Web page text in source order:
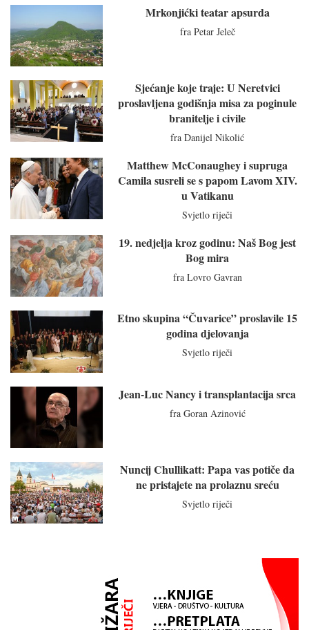
Mrkonjićki teatar apsurda
fra Petar Jeleč
Sjećanje koje traje: U Neretvici
proslavljena godišnja misa za poginule
branitelje i civile
fra Danijel Nikolić
Matthew McConaughey i supruga
Camila susreli se s papom Lavom XIV.
u Vatikanu
Svjetlo riječi
19. nedjelja kroz godinu: Naš Bog jest
Bog mira
fra Lovro Gavran
Etno skupina “Čuvarice” proslavile 15
godina djelovanja
Svjetlo riječi
Jean-Luc Nancy i transplantacija srca
fra Goran Azinović
Nuncij Chullikatt: Papa vas potiče da
ne pristajete na prolaznu sreću
Svjetlo riječi